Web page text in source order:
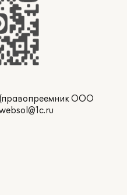
(правопреемник ООО